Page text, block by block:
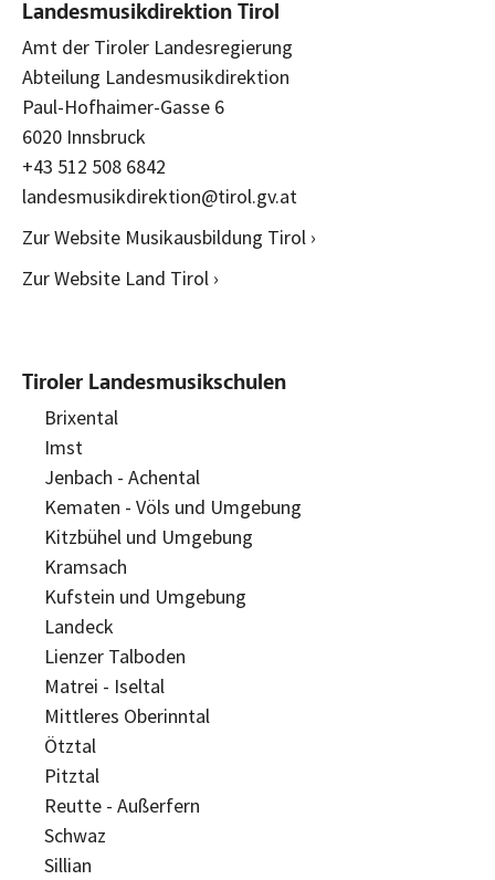
Landesmusikdirektion Tirol
Amt der Tiroler Landesregierung
Abteilung Landesmusikdirektion
Paul-Hofhaimer-Gasse 6
6020 Innsbruck
+43 512 508 6842
landesmusikdirektion@tirol.gv.at
Zur Website Musikausbildung Tirol ›
Zur Website Land Tirol ›
Tiroler Landesmusikschulen
Brixental
Imst
Jenbach - Achental
Kematen - Völs und Umgebung
Kitzbühel und Umgebung
Kramsach
Kufstein und Umgebung
Landeck
Lienzer Talboden
Matrei - Iseltal
Mittleres Oberinntal
Ötztal
Pitztal
Reutte - Außerfern
Schwaz
Sillian